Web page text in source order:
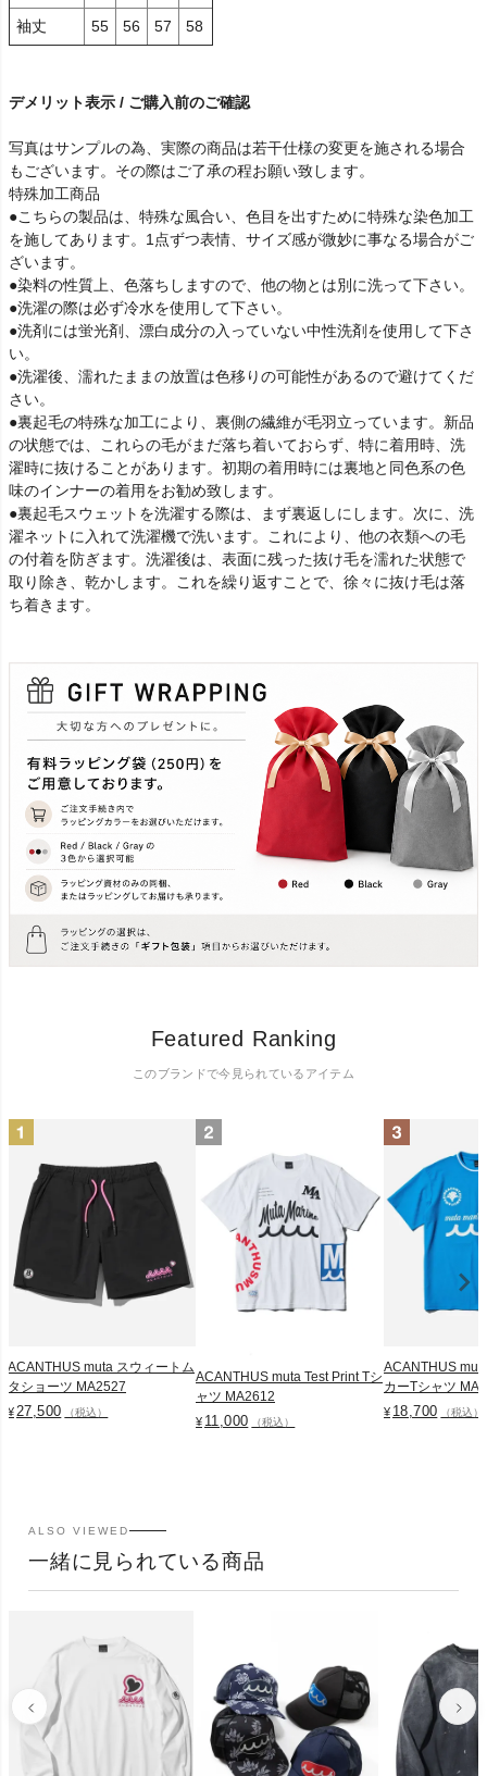
袖丈 55 56 57 58
デメリット表示 / ご購入前のご確認
写真はサンプルの為、実際の商品は若干仕様の変更を施される場合
もございます。その際はご了承の程お願い致します。
特殊加工商品
●こちらの製品は、特殊な風合い、色目を出すために特殊な染色加工
を施してあります。1点ずつ表情、サイズ感が微妙に事なる場合がご
ざいます。
●染料の性質上、色落ちしますので、他の物とは別に洗って下さい。
●洗濯の際は必ず冷水を使用して下さい。
●洗剤には蛍光剤、漂白成分の入っていない中性洗剤を使用して下さ
い。
●洗濯後、濡れたままの放置は色移りの可能性があるので避けてくだ
さい。
●裏起毛の特殊な加工により、裏側の繊維が毛羽立っています。新品
の状態では、これらの毛がまだ落ち着いておらず、特に着用時、洗
濯時に抜けることがあります。初期の着用時には裏地と同色系の色
味のインナーの着用をお勧め致します。
●裏起毛スウェットを洗濯する際は、まず裏返しにします。次に、洗
濯ネットに入れて洗濯機で洗います。これにより、他の衣類への毛
の付着を防ぎます。洗濯後は、表面に残った抜け毛を濡れた状態で
取り除き、乾かします。これを繰り返すことで、徐々に抜け毛は落
ち着きます。
Featured Ranking
このブランドで今見られているアイテム
ACANTHUS muta スウィートム
タショーツ MA2527
¥27,500 （税込）
ACANTHUS muta Test Print Tシ
ャツ MA2612
¥ 11,000 （税込）
ACANTHUS
カーTシャツ
¥ 18,700 （税込）
ALSO VIEWED
一緒に見られている商品